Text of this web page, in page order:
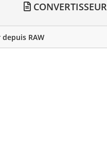
CONVERTISSEUR
RAW